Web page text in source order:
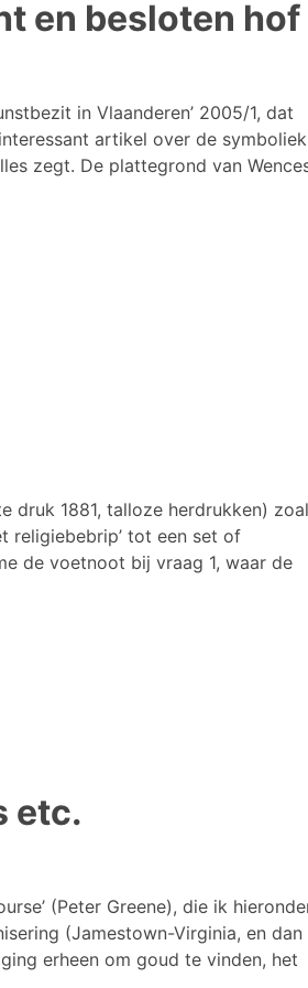
en besloten hof
in Vlaanderen’ 2005/1, dat
artikel over de symboliek
zegt. De plattegrond van
druk 1881, talloze herdrukken)
religiebebrip’ tot een set of
de voetnoot bij vraag 1, waar de
etc.
(Peter Greene), die ik
(Jamestown-Virginia, en dan
erheen om goud te vinden, het